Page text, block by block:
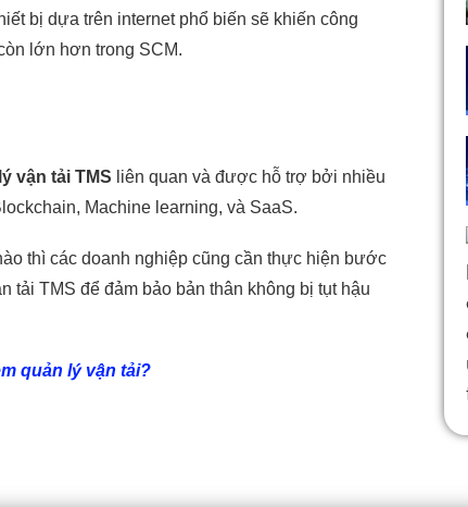
bị dựa trên internet phổ biến sẽ khiến công
lớn hơn trong SCM.
vận tải TMS liên quan và được hỗ trợ bởi nhiều
Machine learning, và SaaS.
thì các doanh nghiệp cũng cần thực hiện bước
tải TMS để đảm bảo bản thân không bị tụt hậu
quản lý vận tải?